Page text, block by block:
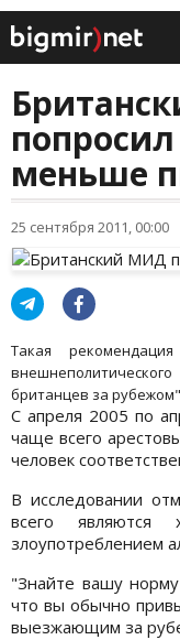
меньше
25 сентября 2011, 00:00
Такая
британцев за
С апреля 2005 по
чаще всего
человек
В исследовании
всего являются
злоупотреблением
"Знайте вашу
что вы обычно
выезжающим за